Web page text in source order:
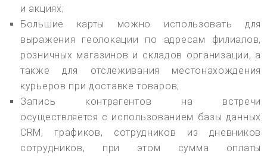
и акциях;
Большие карты можно использовать для
выражения геолокации по адресам филиалов,
розничных магазинов и складов организации, а
также для отслеживания местонахождения
курьеров при доставке товаров;
Запись контрагентов на встречи
осуществляется с использованием базы данных
CRM, графиков, сотрудников из дневников
сотрудников, при этом сумма оплаты